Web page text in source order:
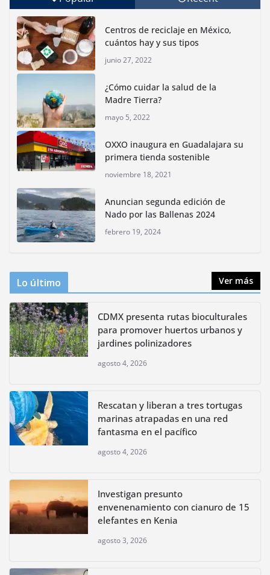
for Animals buscan inhibir tráfico de aves
junio 15, 2026
Inauguran nuevo Embarcadero Cuemanco para
reactivar la zona lacustre de Xochimilco
junio 4, 2026
Rompe CDMX récords Reto Naturalista Urbano 2026 y
lidera la biodiversidad nacional
mayo 18, 2026
bioculturales para promover
huertos urbanos y jardines
polinizadores
Centros de reciclaje en México,
cuántos hay y sus tipos
junio 27, 2022
¿Cómo cuidar la salud de la
Madre Tierra?
mayo 5, 2022
OXXO inaugura en Guadalajara su
primera tienda sostenible
noviembre 18, 2021
Anuncian segunda edición de
Nado por las Ballenas 2024
febrero 19, 2024
Lo último Ver más
CDMX presenta rutas bioculturales
para promover huertos urbanos y
jardines polinizadores
agosto 4, 2026
Rescatan y liberan a tres tortugas
marinas atrapadas en una red
fantasma en el pacífico
agosto 4, 2026
Investigan presunto
envenenamiento con cianuro de 15
elefantes en Kenia
agosto 3, 2026